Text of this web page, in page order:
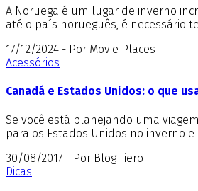
A Noruega é um lugar de inverno
até o país norueguês, é necessário
17/12/2024 - Por Movie Places
Acessórios
Canadá e Estados Unidos: o que
Se você está planejando uma
para os Estados Unidos no inverno
30/08/2017 - Por Blog Fiero
Dicas